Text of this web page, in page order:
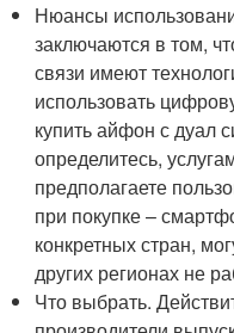
Нюансы
заключаются в том,
связи имеют
использовать
купить айфон с дуал
определитесь,
предполагаете
при покупке –
конкретных стран,
других регионах не
Что выбрать.